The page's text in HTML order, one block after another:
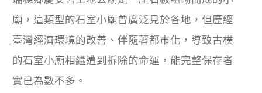
廟，這類型的石室小廟曾廣泛見於各地，但歷經
臺灣經濟環境的改善、伴隨著都市化，導致古樸
的石室小廟相繼遭到拆除的命運，能完整保存者
實已為數不多。